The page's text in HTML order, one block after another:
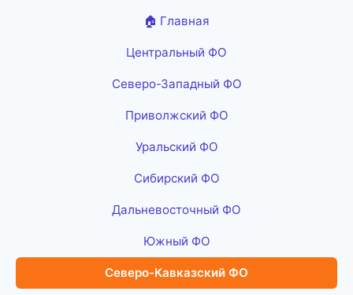
🏠 Главная
Центральный ФО
Северо-Западный ФО
Приволжский ФО
Уральский ФО
Сибирский ФО
Дальневосточный ФО
Южный ФО
Северо-Кавказский ФО